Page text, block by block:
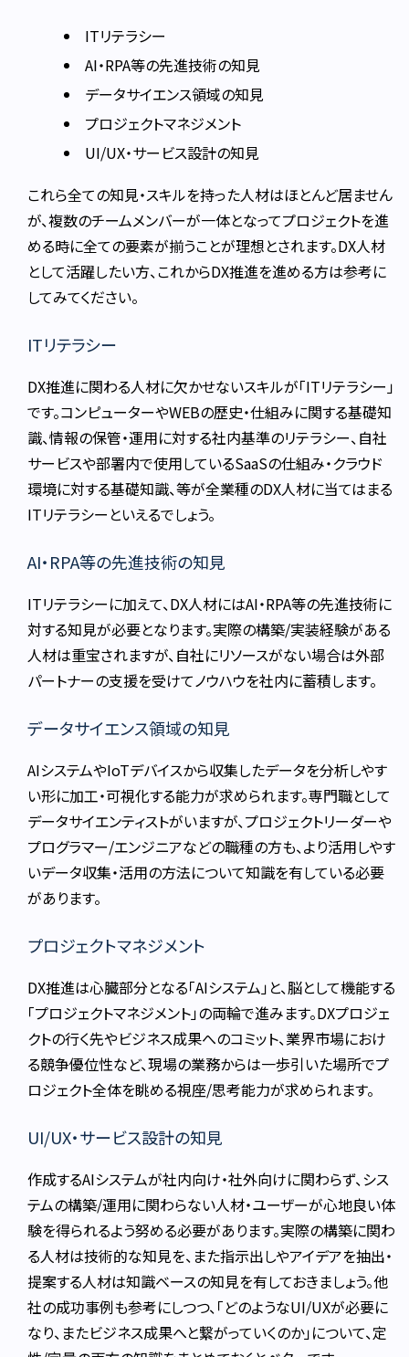
ITリテラシー
AI・RPA等の先進技術の知見
データサイエンス領域の知見
プロジェクトマネジメント
UI/UX・サービス設計の知見
これら全ての知見・スキルを持った人材はほとんど居ません
が、複数のチームメンバーが一体となってプロジェクトを進
める時に全ての要素が揃うことが理想とされます。DX人材
として活躍したい方、これからDX推進を進める方は参考に
してみてください。
ITリテラシー
DX推進に関わる人材に欠かせないスキルが「ITリテラシー」
です。コンピューターやWEBの歴史・仕組みに関する基礎知
識、情報の保管・運用に対する社内基準のリテラシー、自社
サービスや部署内で使用しているSaaSの仕組み・クラウド
環境に対する基礎知識、等が全業種のDX人材に当てはまる
ITリテラシーといえるでしょう。
AI・RPA等の先進技術の知見
ITリテラシーに加えて、DX人材にはAI・RPA等の先進技術に
対する知見が必要となります。実際の構築/実装経験がある
人材は重宝されますが、自社にリソースがない場合は外部
パートナーの支援を受けてノウハウを社内に蓄積します。
データサイエンス領域の知見
AIシステムやIoTデバイスから収集したデータを分析しやす
い形に加工・可視化する能力が求められます。専門職として
データサイエンティストがいますが、プロジェクトリーダーや
プログラマー/エンジニアなどの職種の方も、より活用しやす
いデータ収集・活用の方法について知識を有している必要
があります。
プロジェクトマネジメント
DX推進は心臓部分となる「AIシステム」と、脳として機能する
「プロジェクトマネジメント」の両輪で進みます。DXプロジェ
クトの行く先やビジネス成果へのコミット、業界市場におけ
る競争優位性など、現場の業務からは一歩引いた場所でプ
ロジェクト全体を眺める視座/思考能力が求められます。
UI/UX・サービス設計の知見
作成するAIシステムが社内向け・社外向けに関わらず、シス
テムの構築/運用に関わらない人材・ユーザーが心地良い体
験を得られるよう努める必要があります。実際の構築に関わ
る人材は技術的な知見を、また指示出しやアイデアを抽出・
提案する人材は知識ベースの知見を有しておきましょう。他
社の成功事例も参考にしつつ、「どのようなUI/UXが必要に
なり、またビジネス成果へと繋がっていくのか」について、定